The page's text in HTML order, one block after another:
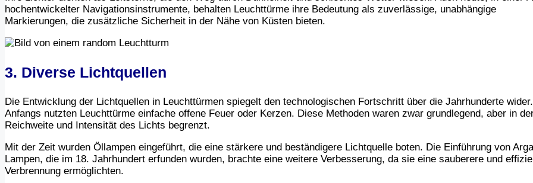
hochentwickelter Navigationsinstrumente, behalten Leuchttürme ihre Bedeutung als zuverlässige, unabhängige
Markierungen, die zusätzliche Sicherheit in der Nähe von Küsten bieten.
3. Diverse Lichtquellen
Die Entwicklung der Lichtquellen in Leuchttürmen spiegelt den technologischen Fortschritt über die Jahrhunderte wider.
Anfangs nutzten Leuchttürme einfache offene Feuer oder Kerzen. Diese Methoden waren zwar grundlegend, aber in
Reichweite und Intensität des Lichts begrenzt.
Mit der Zeit wurden Öllampen eingeführt, die eine stärkere und beständigere Lichtquelle boten. Die Einführung von
Lampen, die im 18. Jahrhundert erfunden wurden, brachte eine weitere Verbesserung, da sie eine sauberere und
Verbrennung ermöglichten.